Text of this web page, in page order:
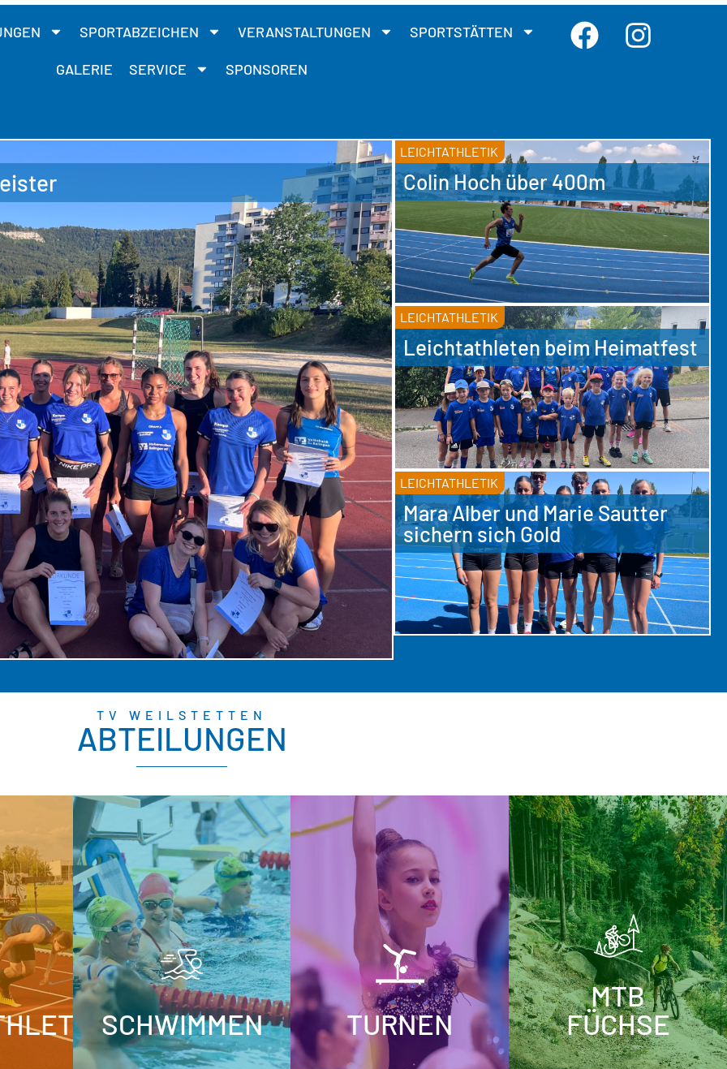
SPORTABZEICHEN VERANSTALTUNGEN SPORTSTÄTTEN
GALERIE SERVICE SPONSOREN
LEICHTATHLETIK
Colin Hoch über 400m
LEICHTATHLETIK
Leichtathleten beim Heimatfest
LEICHTATHLETIK
Mara Alber und Marie Sautter
sichern sich Gold
TV WEILSTETTEN
ABTEILUNGEN
SCHWIMMEN TURNEN
MTB
FÜCHSE